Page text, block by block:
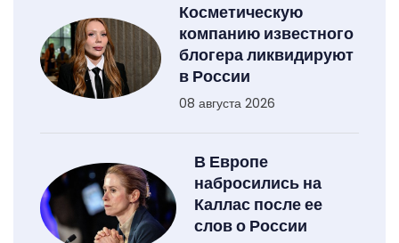
Косметическую
компанию известного
блогера ликвидируют
в России
08 августа 2026
В Европе
набросились на
Каллас после ее
слов о России